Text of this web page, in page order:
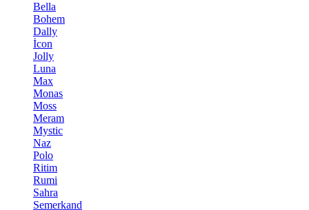
Bella
Bohem
Dally
İcon
Jolly
Luna
Max
Monas
Moss
Meram
Mystic
Naz
Polo
Ritim
Rumi
Sahra
Semerkand